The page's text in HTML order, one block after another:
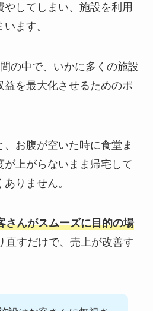
してしまい、施設を利用
ます。
の中で、いかに多くの施設
益を最大化させるためのポ
お腹が空いた時に食堂ま
が上がらないまま帰宅して
りません。
さんがスムーズに目的の場
直すだけで、売上が改善す